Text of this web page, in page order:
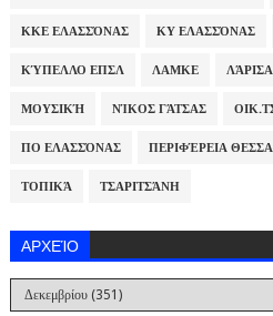
ΚΚΕ ΕΛΑΣΣΌΝΑΣ ΚΥ ΕΛΑΣΣΌΝΑΣ
ΚΎΠΕΛΛΟ ΕΠΣΛ ΛΑΜΚΕ ΛΆΡΙΣΑ
ΜΟΥΣΙΚΉ ΝΊΚΟΣ ΓΆΤΣΑΣ
ΠΟ ΕΛΑΣΣΌΝΑΣ ΠΕΡΙΦΈΡΕΙΑ
ΤΟΠΙΚΆ ΤΣΑΡΙΤΣΆΝΗ
ΑΡΧΕΊΟ